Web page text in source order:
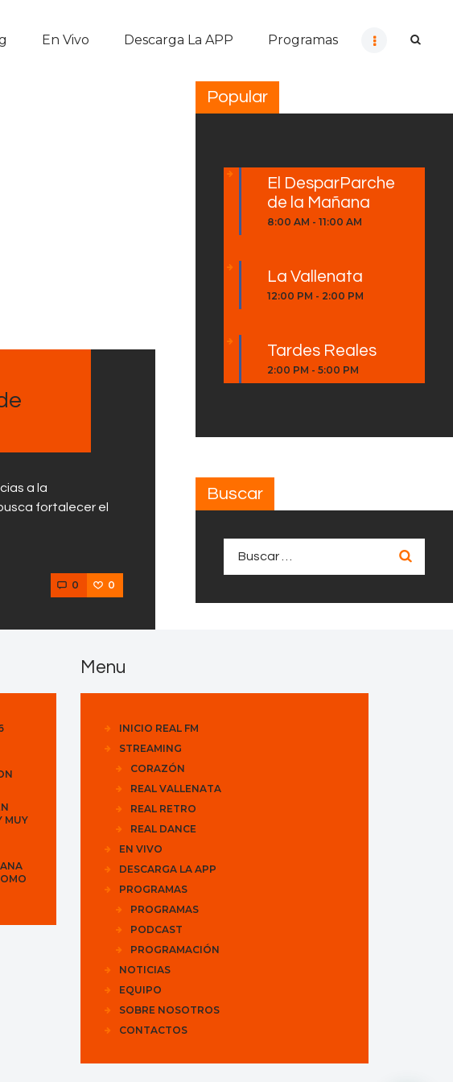
En Vivo Descarga La APP Programas
a la
fortalecer el
0 0
Popular
El DesparParche
de la Mañana
8:00 AM -11:00 AM
La Vallenata
12:00 PM - 2:00 PM
Tardes Reales
2:00 PM -5:00 PM
Buscar
MUY
Menu
INICIO REAL FM
STREAMING
CORAZÓN
REAL VALLENATA
REAL RETRO
REAL DANCE
EN VIVO
DESCARGA LA APP
PROGRAMAS
PROGRAMAS
PODCAST
PROGRAMACIÓN
NOTICIAS
EQUIPO
SOBRE NOSOTROS
CONTACTOS